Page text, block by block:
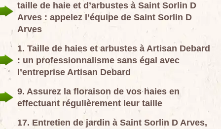
taille de haie et d’arbustes à Saint Sorlin D
Arves : appelez l’équipe de Saint Sorlin D
Arves
1. Taille de haies et arbustes à Artisan Debard
: un professionnalisme sans égal avec
l’entreprise Artisan Debard
9. Assurez la floraison de vos haies en
effectuant régulièrement leur taille
17. Entretien de jardin à Saint Sorlin D Arves,